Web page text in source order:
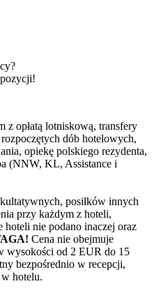
z opłatą lotniskową, transfery
dób hotelowych,
opiekę polskiego rezydenta,
(NNW, KL, Assistance i
posiłków innych
przy każdym z hoteli,
nie podano inaczej oraz
Cena nie obejmuje
wysokości od 2 EUR do 15
bezpośrednio w recepcji,
hotelu.